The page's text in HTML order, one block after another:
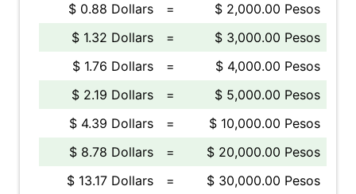
$ 0.88 Dollars
=
$ 2,000.00 Pesos
$ 1.32 Dollars
=
$ 3,000.00 Pesos
$ 1.76 Dollars
=
$ 4,000.00 Pesos
$ 2.19 Dollars
=
$ 5,000.00 Pesos
$ 4.39 Dollars
=
$ 10,000.00 Pesos
$ 8.78 Dollars
=
$ 20,000.00 Pesos
$ 13.17 Dollars
=
$ 30,000.00 Pesos